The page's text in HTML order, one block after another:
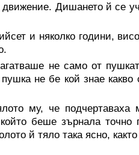
Дишането й се
и няколко години,
не само от
не бе кой знае какво
му, че подчертаваха
беше зърнала точно
й тяло така ясно,